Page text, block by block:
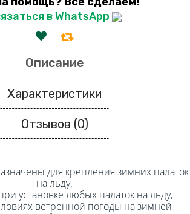
в WhatsApp
Описание
Характеристики
Отзывов (0)
для крепления зимних палаток
на льду.
установке любых палаток на льду,
ветренной погоды на зимней